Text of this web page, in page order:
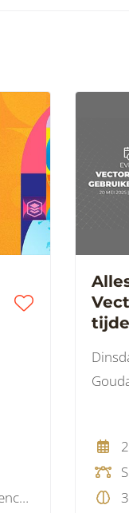
3D , Artificial Intelligence (AI), Big Data, Data, GIS, Projectmanagement, Visualisatie